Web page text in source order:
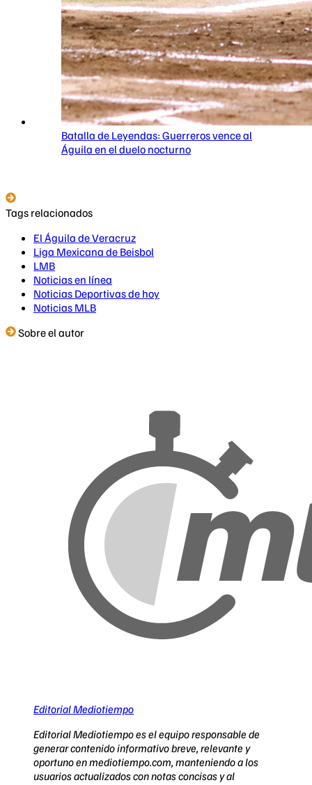
Batalla de Leyendas: Guerreros vence al
Águila en el duelo nocturno
Tags relacionados
El Águila de Veracruz
Liga Mexicana de Beisbol
LMB
Noticias en línea
Noticias Deportivas de hoy
Noticias MLB
Sobre el autor
Editorial Mediotiempo
Editorial Mediotiempo es el equipo responsable de
generar contenido informativo breve, relevante y
oportuno en mediotiempo.com, manteniendo a los
usuarios actualizados con notas concisas y al